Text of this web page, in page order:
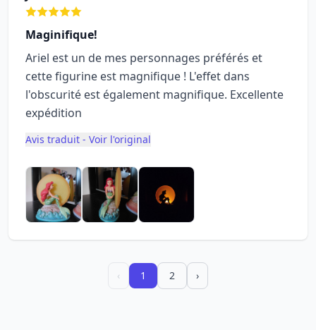
Maginifique!
Ariel est un de mes personnages préférés et
cette figurine est magnifique ! L'effet dans
l'obscurité est également magnifique. Excellente
expédition
Avis traduit - Voir l'original
‹ 1 2 ›